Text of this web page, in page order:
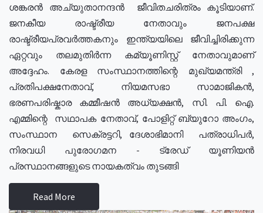
ശങ്കരൻ അച്യുതാനന്ദൻ ജീവിതചരിത്രം കൂടിയാണ്.
ജനകീയ രാഷ്ട്രീയ നേതാവും ജനപക്ഷ
രാഷ്ട്രീയപ്രവർത്തകനും ഇന്ത്യയിലെ ജീവിച്ചിരിക്കുന്ന
ഏറ്റവും തലമുതിർന്ന കമ്യൂണിസ്റ്റ് നേതാവുമാണ്
അദ്ദേഹം. കേരള സംസ്ഥാനത്തിന്റെ മുഖ്യമന്ത്രി ,
പ്രതിപക്ഷനേതാവ്, നിയമസഭാ സാമാജികൻ,
ഭരണപരിഷ്കാര കമ്മീഷൻ അധ്യക്ഷൻ, സി. പി. ഐ.
എമ്മിന്റെ സഥാപക നേതാവ്, പോളിറ്റ് ബ്യുറോ അംഗം,
സംസ്ഥാന സെക്രട്ടറി, ദേശാഭിമാനി പത്രാധിപർ,
നിരവധി പുരോഗമന - ട്രേഡ് യൂണിയൻ
പ്രസ്ഥാനങ്ങളുടെ നായകത്വം തുടങ്ങി
Read More